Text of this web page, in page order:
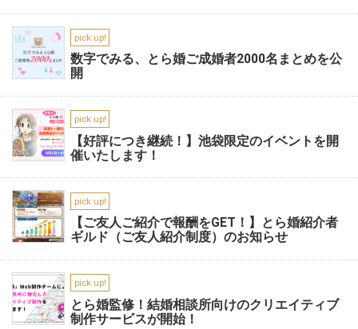
pick up!
数字でみる、とら婚ご成婚者2000名まとめを公
開
pick up!
【好評につき継続！】池袋限定のイベントを開
催いたします！
pick up!
【ご友人ご紹介で報酬をGET！】とら婚紹介者
ギルド（ご友人紹介制度）のお知らせ
pick up!
とら婚監修！結婚相談所向けのクリエイティブ
制作サービスが開始！